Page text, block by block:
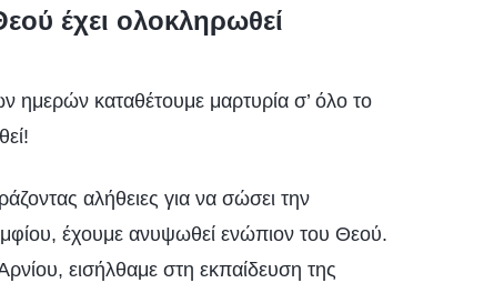
έχει ολοκληρωθεί
ημερών καταθέτουμε μαρτυρία σ’ όλο το
αλήθειες για να σώσει την
έχουμε ανυψωθεί ενώπιον του Θεού.
εισήλθαμε στη εκπαίδευση της